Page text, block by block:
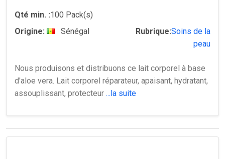
Qté min. :100 Pack(s)
Origine:
Sénégal Rubrique:Soins de la
peau
Nous produisons et distribuons ce lait corporel à base
d'aloe vera. Lait corporel réparateur, apaisant, hydratant,
assouplissant, protecteur ...la suite